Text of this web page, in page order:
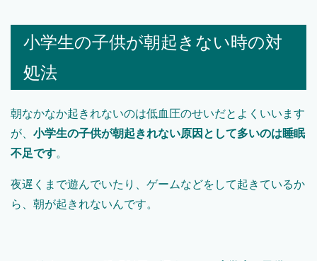
小学生の子供が朝起きない時の対
処法
朝なかなか起きれないのは低血圧のせいだとよくいいます
が、 小学生の子供が朝起きれない原因として多いのは睡眠
不足です。
夜遅くまで遊んでいたり、ゲームなどをして起きているか
ら、朝が起きれないんです。